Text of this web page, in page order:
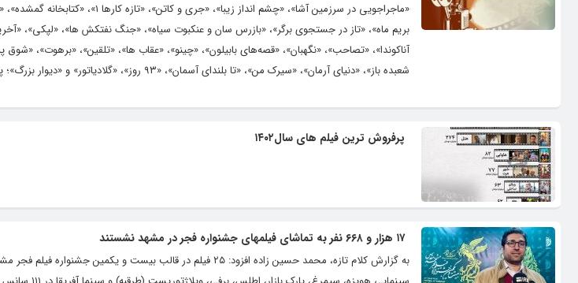
بریم ماه»، «تاز در جستجوی برگر»، «بازرس سان و عنکبوت سیاه»، «جنگ نفتکش ها»، «لپکی»،
آناکوندا»، «تصاحب»، «نگهبان»، «قصه‌های بابیلون»، «چینو»، «عقاب ها»، «تلقین»، «برهوت»، «شوق
شعبده باز»، «دنیای آرمان»، «سیرک من»، «تا بلندای آسمان»، «۹۳ روز»، «گلادیاتور» و «دیوار بزرگ»؛ پنج‌شنبه و...
پرفروش ترین فیلم های سال۱۴۰۲
۱۷ هزار و ۶۶۸ نفر به تماشای فیلمهای جشنواره فجر در مشهد نشستند